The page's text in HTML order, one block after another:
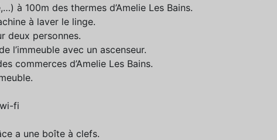
à 100m des thermes d’Amelie Les Bains.
à laver le linge.
deux personnes.
l’immeuble avec un ascenseur.
commerces d’Amelie Les Bains.
fi
a une boîte à clefs.